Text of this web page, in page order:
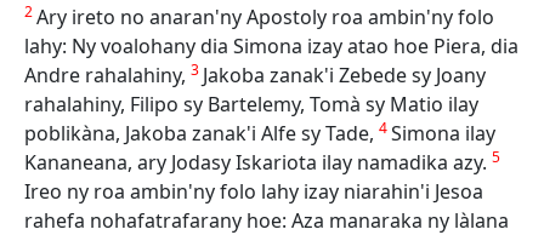
2Ary ireto no anaran'ny Apostoly roa ambin'ny folo
lahy: Ny voalohany dia Simona izay atao hoe Piera, dia
Andre rahalahiny, 3 Jakoba zanak'i Zebede sy Joany
rahalahiny, Filipo sy Bartelemy, Tomà sy Matio ilay
poblikàna, Jakoba zanak'i Alfe sy Tade, 4Simona ilay
Kananeana, ary Jodasy Iskariota ilay namadika azy. 5
Ireo ny roa ambin'ny folo lahy izay niarahin'i Jesoa
rahefa nohafatrafarany hoe: Aza manaraka ny làlana